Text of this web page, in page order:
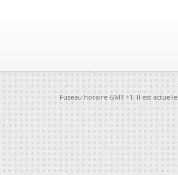
Fuseau horaire GMT +1. Il est